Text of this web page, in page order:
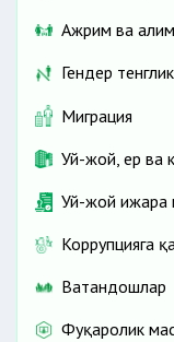
Ажрим ва
Гендер
Миграция
Уй-жой, ер ва
Уй-жой ижара
Коррупцияга
Ватандошлар
Фуқаролик